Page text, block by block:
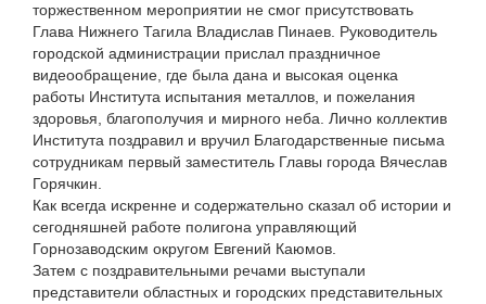
торжественном мероприятии не смог присутствовать
Глава Нижнего Тагила Владислав Пинаев. Руководитель
городской администрации прислал праздничное
видеообращение, где была дана и высокая оценка
работы Института испытания металлов, и пожелания
здоровья, благополучия и мирного неба. Лично коллектив
Института поздравил и вручил Благодарственные письма
сотрудникам первый заместитель Главы города Вячеслав
Горячкин.
Как всегда искренне и содержательно сказал об истории и
сегодняшней работе полигона управляющий
Горнозаводским округом Евгений Каюмов.
Затем с поздравительными речами выступали
представители областных и городских представительных